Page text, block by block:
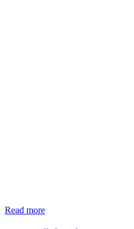
Read more